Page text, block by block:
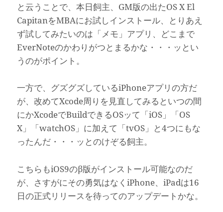
と云うことで、本日飼主、GM版の出たOS X El
CapitanをMBAにお試しインストール、とりあえ
ず試してみたいのは「メモ」アプリ、どこまで
EverNoteのかわりがつとまるかな・・・ッとい
うのがポイント。
一方で、グズグズしているiPhoneアプリの方だ
が、改めてXcode周りを見直してみるといつの間
にかXcodeでBuildできるOSッて「iOS」「OS
X」「watchOS」に加えて「tvOS」と4つにもな
ったんだ・・・ッとのけぞる飼主。
こちらもiOS9のβ版がインストール可能なのだ
が、さすがにその勇気はなくiPhone、iPadは16
日の正式リリースを待ってのアップデートかな。